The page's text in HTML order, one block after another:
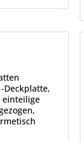
Deckplatte,
einteilige